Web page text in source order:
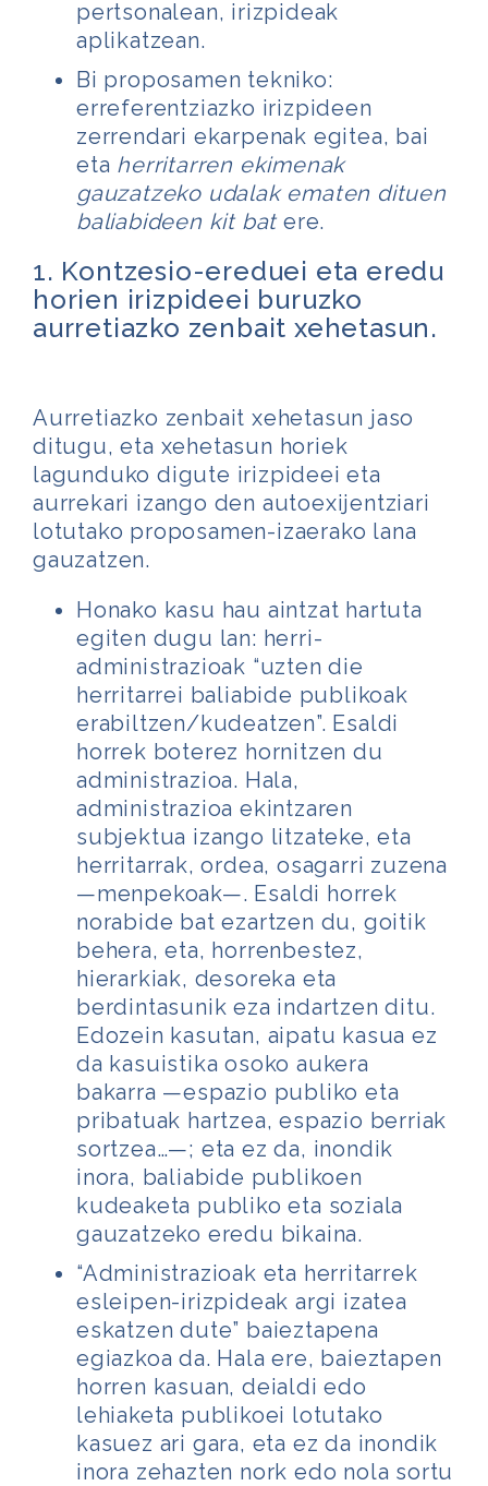
pertsonalean, irizpideak
aplikatzean.
Bi proposamen tekniko:
erreferentziazko irizpideen
zerrendari ekarpenak egitea, bai
eta herritarren ekimenak
gauzatzeko udalak ematen dituen
baliabideen kit bat ere.
1. Kontzesio-ereduei eta eredu
horien irizpideei buruzko
aurretiazko zenbait xehetasun.
Aurretiazko zenbait xehetasun jaso
ditugu, eta xehetasun horiek
lagunduko digute irizpideei eta
aurrekari izango den autoexijentziari
lotutako proposamen-izaerako lana
gauzatzen.
Honako kasu hau aintzat hartuta
egiten dugu lan: herri-
administrazioak “uzten die
herritarrei baliabide publikoak
erabiltzen/kudeatzen”. Esaldi
horrek boterez hornitzen du
administrazioa. Hala,
administrazioa ekintzaren
subjektua izango litzateke, eta
herritarrak, ordea, osagarri zuzena
—menpekoak—. Esaldi horrek
norabide bat ezartzen du, goitik
behera, eta, horrenbestez,
hierarkiak, desoreka eta
berdintasunikeza indartzen ditu.
Edozein kasutan, aipatu kasua ez
da kasuistika osoko aukera
bakarra —espazio publiko eta
pribatuak hartzea, espazio berriak
sortzea…—; eta ez da, inondik
inora, baliabide publikoen
kudeaketa publiko eta soziala
gauzatzeko eredu bikaina.
“Administrazioak eta herritarrek
esleipen-irizpideak argi izatea
eskatzen dute” baieztapena
egiazkoa da. Hala ere, baieztapen
horren kasuan, deialdi edo
lehiaketa publikoei lotutako
kasuez ari gara, eta ez da inondik
inora zehazten nork edo nola sortu